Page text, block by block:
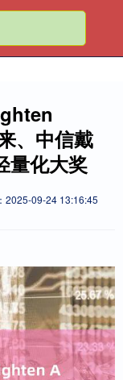
、中信戴
量化大奖
2025-09-24 13:16:45